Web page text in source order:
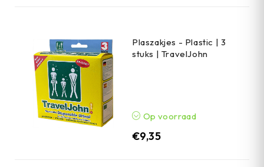
Plaszakjes - Plastic | 3
stuks | TravelJohn
Op voorraad
€9,35